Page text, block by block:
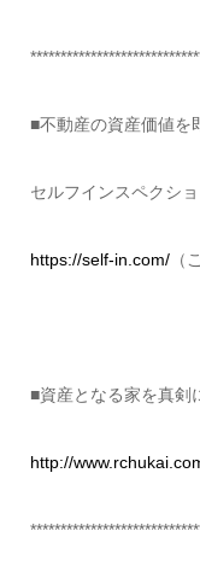
■不動産の資産価値を
セルフインスペクシ
https://self-in.com/（
■資産となる家を真剣
http://